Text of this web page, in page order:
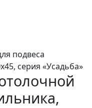
подвеса
серия «Усадьба»